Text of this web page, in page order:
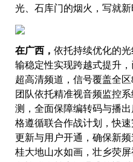
光、石库门的烟火，写就新
在广西， 依托持续优化的
输稳定性实现跨越式提升
超高清频道，信号覆盖全
团队依托精准视音频监控
测，全面保障编转码与播
格遵循联合作战计划，快
更新与用户开通，确保新
桂大地山水如画，壮乡荧